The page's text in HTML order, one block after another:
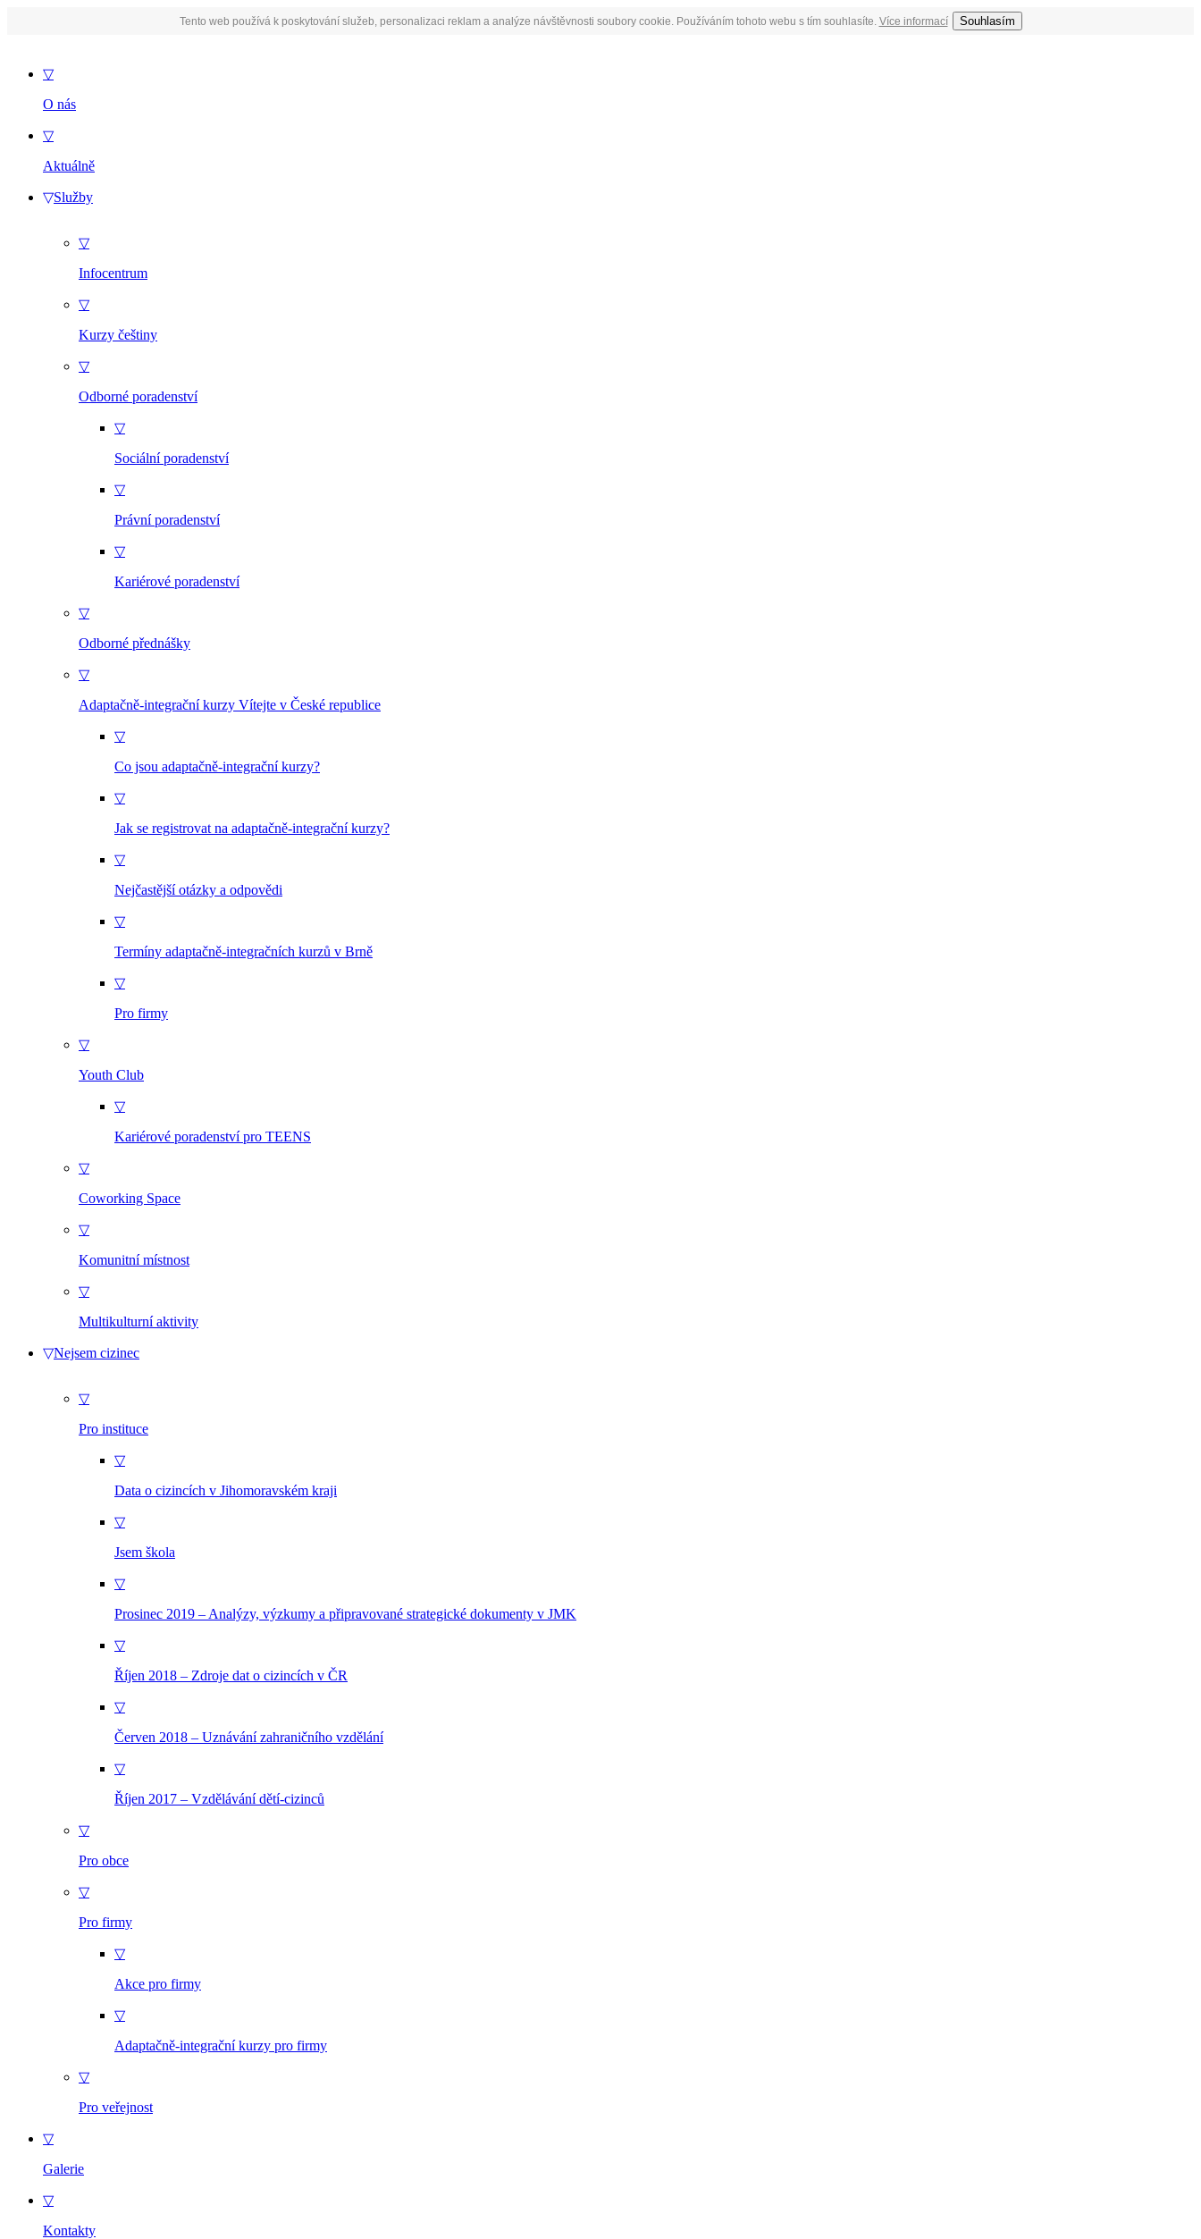
Tento web používá k poskytování služeb, personalizaci reklam a analýze návštěvnosti soubory cookie. Používáním tohoto webu s tím souhlasíte. Více informací Souhlasím
▽
O nás
▽
Aktuálně
▽Služby
▽
Infocentrum
▽
Kurzy češtiny
▽
Odborné poradenství
▽
Sociální poradenství
▽
Právní poradenství
▽
Kariérové poradenství
▽
Odborné přednášky
▽
Adaptačně-integrační kurzy Vítejte v České republice
▽
Co jsou adaptačně-integrační kurzy?
▽
Jak se registrovat na adaptačně-integrační kurzy?
▽
Nejčastější otázky a odpovědi
▽
Termíny adaptačně-integračních kurzů v Brně
▽
Pro firmy
▽
Youth Club
▽
Kariérové poradenství pro TEENS
▽
Coworking Space
▽
Komunitní místnost
▽
Multikulturní aktivity
▽Nejsem cizinec
▽
Pro instituce
▽
Data o cizincích v Jihomoravském kraji
▽
Jsem škola
▽
Prosinec 2019 – Analýzy, výzkumy a připravované strategické dokumenty v JMK
▽
Říjen 2018 – Zdroje dat o cizincích v ČR
▽
Červen 2018 – Uznávání zahraničního vzdělání
▽
Říjen 2017 – Vzdělávání dětí-cizinců
▽
Pro obce
▽
Pro firmy
▽
Akce pro firmy
▽
Adaptačně-integrační kurzy pro firmy
▽
Pro veřejnost
▽
Galerie
▽
Kontakty